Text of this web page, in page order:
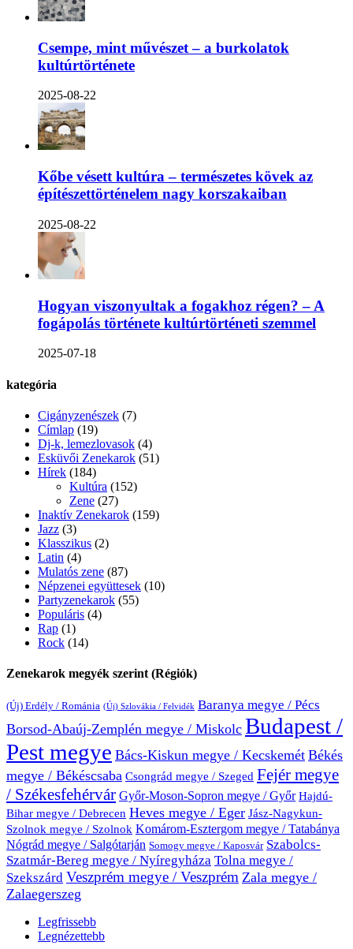
Csempe, mint művészet – a burkolatok
kultúrtörténete
2025-08-22
Kőbe vésett kultúra – természetes kövek az
építészettörténelem nagy korszakaiban
2025-08-22
Hogyan viszonyultak a fogakhoz régen? – A
fogápolás története kultúrtörténeti szemmel
2025-07-18
kategória
Cigányzenészek (7)
Címlap (19)
Dj-k, lemezlovasok (4)
Esküvői Zenekarok (51)
Hírek (184)
Kultúra (152)
Zene (27)
Inaktív Zenekarok (159)
Jazz (3)
Klasszikus (2)
Latin (4)
Mulatós zene (87)
Népzenei együttesek (10)
Partyzenekarok (55)
Populáris (4)
Rap (1)
Rock (14)
Zenekarok megyék szerint (Régiók)
(Új) Erdély / Románia (Új) Szlovákia / Felvidék Baranya megye / Pécs
Borsod-Abaúj-Zemplén megye / Miskolc Budapest /
Pest megye Bács-Kiskun megye / Kecskemét Békés
megye / Békéscsaba Csongrád megye / Szeged Fejér megye
/ Székesfehérvár Győr-Moson-Sopron megye / Győr Hajdú-
Bihar megye / Debrecen Heves megye / Eger Jász-Nagykun-
Szolnok megye / Szolnok Komárom-Esztergom megye / Tatabánya
Nógrád megye / Salgótarján Somogy megye / Kaposvár Szabolcs-
Szatmár-Bereg megye / Nyíregyháza Tolna megye /
Szekszárd Veszprém megye / Veszprém Zala megye /
Zalaegerszeg
Legfrissebb
Legnézettebb